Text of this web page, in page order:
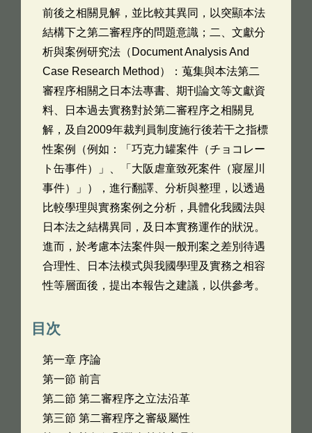
前後之相關見解，並比較其異同，以突顯本法
結構下之第二審程序的問題意識；二、文獻分
析與案例研究法（Document Analysis And
Case Research Method）：蒐集與本法第二
審程序相關之日本法專書、期刊論文等文獻資
料、日本過去實務對於第二審程序之相關見
解，及自2009年裁判員制度施行後若干之指標
性案例（例如：「巧克力罐案件（チョコレー
ト缶事件）」、「大阪虐童致死案件（寢屋川
事件）」），進行翻譯、分析與整理，以透過
比較學理與實務案例之分析，具體化我國法與
日本法之結構異同，及日本實務運作的狀況。
進而，於考慮本法案件與一般刑案之差別待遇
合理性、日本法模式與我國學理及實務之相容
性等層面後，提出本報告之建議，以供參考。
目次
第一章 序論
第一節 前言
第二節 第二審程序之立法沿革
第三節 第二審程序之審級屬性